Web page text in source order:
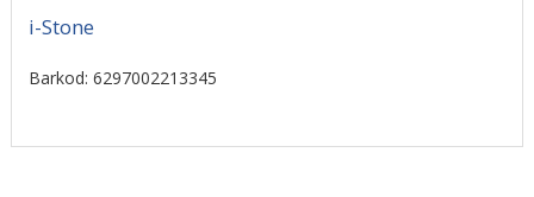
i-Stone
Barkod: 6297002213345